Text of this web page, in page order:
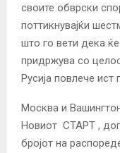
своите обврски
поттикнувајќи
што го вети дека
придржува со
Русија повлече ист
Москва и
Новиот СТАРТ ,
бројот на